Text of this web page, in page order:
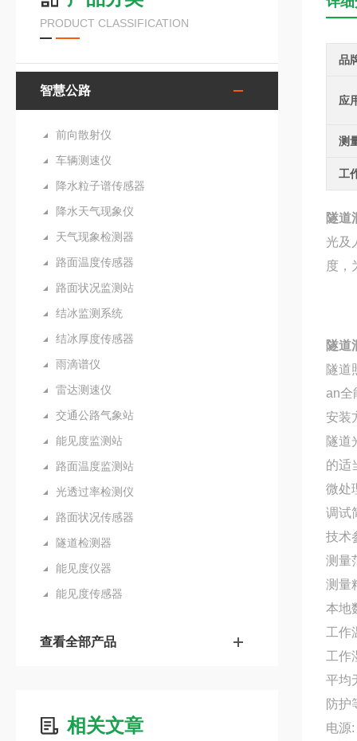
PRODUCT CLASSIFICATION
智慧公路
前向散射仪
车辆测速仪
降水粒子谱传感器
降水天气现象仪
天气现象检测器
路面温度传感器
路面状况监测站
结冰监测系统
结冰厚度传感器
雨滴谱仪
雷达测速仪
交通公路气象站
能见度监测站
路面温度监测站
光透过率检测仪
路面状况传感器
隧道检测器
能见度仪器
能见度传感器
查看全部产品
相关文章
品
应
测
工
隧道
光及
度，
隧道
隧道
an全
安装
隧道
的适
微处
调试
技术
测量
测量
本地
工
工作
平均
防护
电源